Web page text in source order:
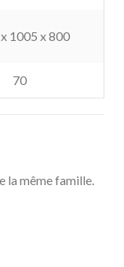
1005 x 800
70
la même famille.